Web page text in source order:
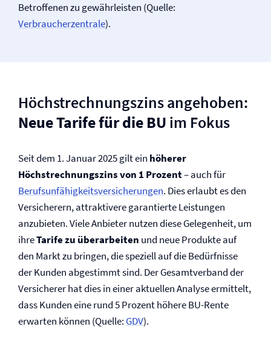
Betroffenen zu gewährleisten (Quelle:
Verbraucherzentrale).
Höchstrechnungszins angehoben:
Neue Tarife für die BU im Fokus
Seit dem 1. Januar 2025 gilt ein höherer
Höchstrechnungszins von 1 Prozent– auch für
Berufs­unfähigkeits­versicherungen. Dies erlaubt es den
Versicherern, attraktivere garantierte Leistungen
anzubieten. Viele Anbieter nutzen diese Gelegenheit, um
ihreTarife zu überarbeiten und neue Produkte auf
den Markt zu bringen, die speziell auf die Bedürfnisse
der Kunden abgestimmt sind. Der Gesamtverband der
Versicherer hat dies in einer aktuellen Analyse ermittelt,
dass Kunden eine rund 5 Prozent höhere BU-Rente
erwarten können (Quelle: GDV).